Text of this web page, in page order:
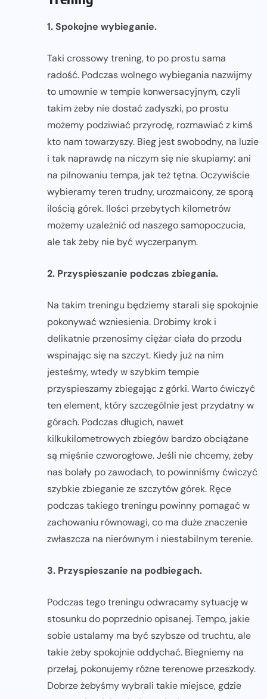
1. Spokojne wybieganie.
Taki crossowy trening, to po prostu sama
radość. Podczas wolnego wybiegania nazwijmy
to umownie w tempie konwersacyjnym, czyli
takim żeby nie dostać zadyszki, po prostu
możemy podziwiać przyrodę, rozmawiać z kimś
kto nam towarzyszy. Bieg jest swobodny, na luzie
i tak naprawdę na niczym się nie skupiamy: ani
na pilnowaniu tempa, jak też tętna. Oczywiście
wybieramy teren trudny, urozmaicony, ze sporą
ilością górek. Ilości przebytych kilometrów
możemy uzależnić od naszego samopoczucia,
ale tak żeby nie być wyczerpanym.
2. Przyspieszanie podczas zbiegania.
Na takim treningu będziemy starali się spokojnie
pokonywać wzniesienia. Drobimy krok i
delikatnie przenosimy ciężar ciała do przodu
wspinając się na szczyt. Kiedy już na nim
jesteśmy, wtedy w szybkim tempie
przyspieszamy zbiegając z górki. Warto ćwiczyć
ten element, który szczególnie jest przydatny w
górach. Podczas długich, nawet
kilkukilometrowych zbiegów bardzo obciążane
są mięśnie czworogłowe. Jeśli nie chcemy, żeby
nas bolały po zawodach, to powinniśmy ćwiczyć
szybkie zbieganie ze szczytów górek. Ręce
podczas takiego treningu powinny pomagać w
zachowaniu równowagi, co ma duże znaczenie
zwłaszcza na nierównym i niestabilnym terenie.
3. Przyspieszanie na podbiegach.
Podczas tego treningu odwracamy sytuację w
stosunku do poprzednio opisanej. Tempo, jakie
sobie ustalamy ma być szybsze od truchtu, ale
takie żeby spokojnie oddychać. Biegniemy na
przełaj, pokonujemy różne terenowe przeszkody.
Dobrze żebyśmy wybrali takie miejsce, gdzie